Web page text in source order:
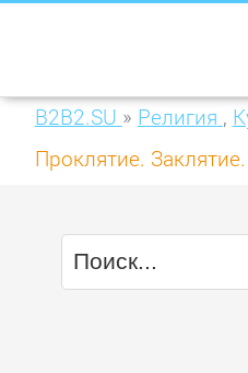
B2B2.SU » Религия ,
Проклятие.